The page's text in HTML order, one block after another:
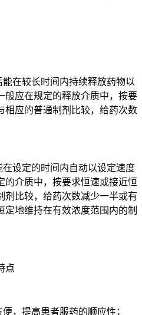
在较长时间内持续释放药物以
般应在规定的释放介质中，按要
相应的普通制剂比较，给药次数
设定的时间内自动以设定速度
的介质中，按要求恒速或接近恒
剂比较，给药次数减少一半或有
定地维持在有效浓度范围内的制
点
提高患者服药的顺应性；